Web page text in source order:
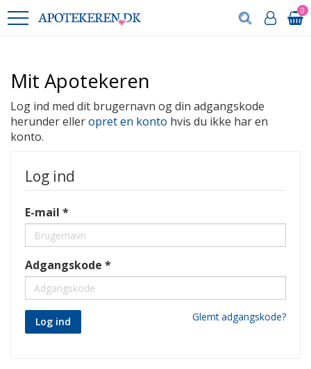
0
Mit Apotekeren
Log ind med dit brugernavn og din adgangskode
herunder elleropret en konto hvis du ikke har en
konto.
Log ind
E-mail
Adgangskode
Log ind Glemt adgangskode?